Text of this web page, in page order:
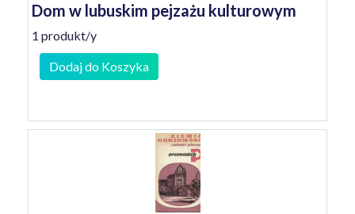
Dom w lubuskim pejzażu kulturowym
1 produkt/y
Dodaj do Koszyka